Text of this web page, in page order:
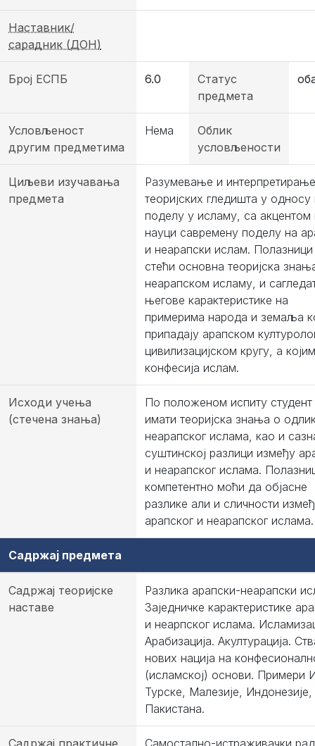
Наставник/
сарадник (ДОН)
Број ЕСПБ 6.0
Статус
предмета
Условљеност
другим предметима
Нема
Облик
условљености
Циљеви изучавања
предмета
Разумевање и интерпретирање
теоријских гледишта у односу
поделу у исламу, са акцентом
науци савремену поделу на
и неарапски ислам.
стећи основна теоријска
неарапском исламу, и
његове карактеристике на
примерима народа и земаља
припадају арапском
цивилизацијском кругу, а
конфесија ислам.
Исходи учења
(стечена знања)
По положеном испиту студент
имати теоријска знања о
неарапског ислама, као и
суштинској разлици између
и неарапског ислама.
компетентно моћи да објасне
разлике али и сличности
арапског и неарапског ислама.
Садржај предмета
Садржај теоријске
наставе
Разлика арапски-неарапски
Заједничке карактеристике
и неарпског ислама.
Арабизација. Акултурација.
нових нација на
(исламској) основи. Примери
Турске, Малезије, Индонезије,
Пакистана.
Садржај практичне Самостално-истраживачки рад